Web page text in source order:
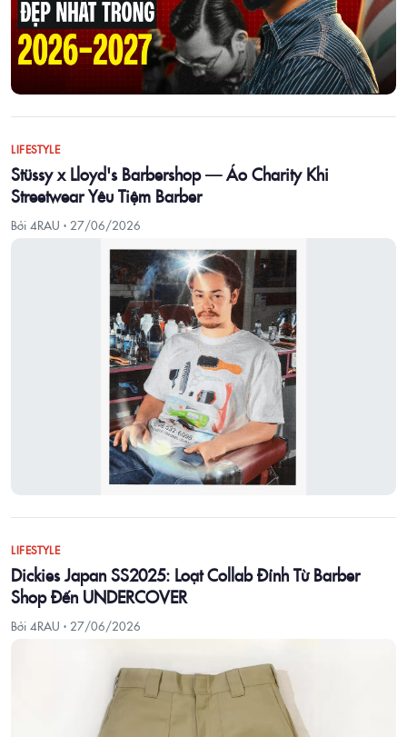
LIFESTYLE
Stüssy x Lloyd's Barbershop — Áo Charity Khi
Streetwear Yêu Tiệm Barber
Bởi 4RAU · 27/06/2026
LIFESTYLE
Dickies Japan SS2025: Loạt Collab Đỉnh Từ Barber
Shop Đến UNDERCOVER
Bởi 4RAU · 27/06/2026